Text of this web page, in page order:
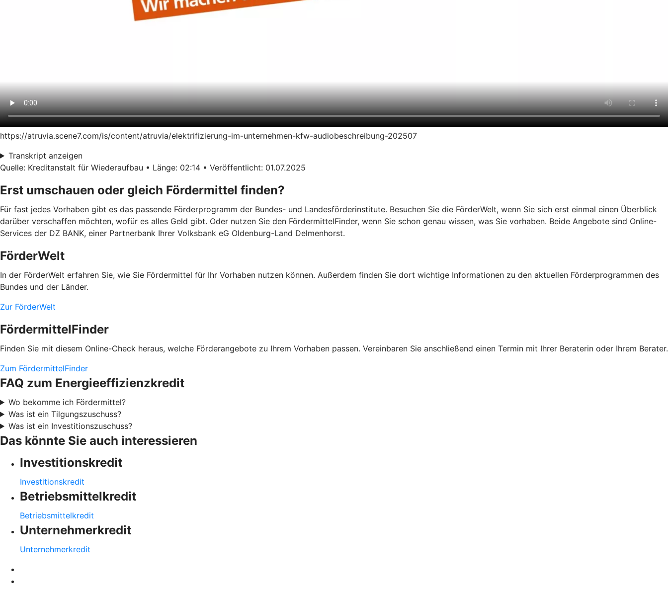
https://atruvia.scene7.com/is/content/atruvia/elektrifizierung-im-unternehmen-kfw-audiobeschreibung-202507
Transkript anzeigen
Quelle: Kreditanstalt für Wiederaufbau • Länge: 02:14 • Veröffentlicht: 01.07.2025
Erst umschauen oder gleich Fördermittel finden?
Für fast jedes Vorhaben gibt es das passende Förderprogramm der Bundes- und Landesförderinstitute. Besuchen Sie die FörderWelt, wenn Sie sich erst einmal einen Überblick
darüber verschaffen möchten, wofür es alles Geld gibt. Oder nutzen Sie den FördermittelFinder, wenn Sie schon genau wissen, was Sie vorhaben. Beide Angebote sind Online-
Services der DZ BANK, einer Partnerbank Ihrer Volksbank eG Oldenburg-Land Delmenhorst.
FörderWelt
In der FörderWelt erfahren Sie, wie Sie Fördermittel für Ihr Vorhaben nutzen können. Außerdem finden Sie dort wichtige Informationen zu den aktuellen Förderprogrammen des
Bundes und der Länder.
Zur FörderWelt
FördermittelFinder
Finden Sie mit diesem Online-Check heraus, welche Förderangebote zu Ihrem Vorhaben passen. Vereinbaren Sie anschließend einen Termin mit Ihrer Beraterin oder Ihrem Berater.
Zum FördermittelFinder
FAQ zum Energieeffizienzkredit
Wo bekomme ich Fördermittel?
Was ist ein Tilgungszuschuss?
Was ist ein Investitionszuschuss?
Das könnte Sie auch interessieren
Investitionskredit
Investitionskredit
Betriebsmittelkredit
Betriebsmittelkredit
Unternehmerkredit
Unternehmerkredit